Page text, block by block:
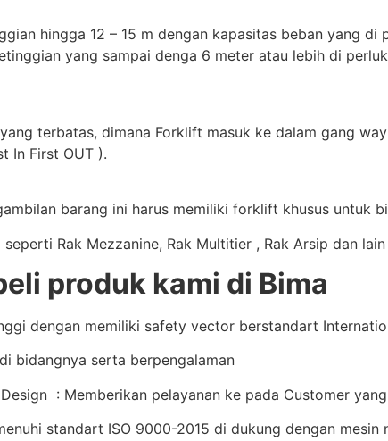
hingga 12 – 15 m dengan kapasitas beban yang
yang sampai denga 6 meter atau lebih di
terbatas, dimana Forklift masuk ke dalam gang
In First OUT ).
barang ini harus memiliki forklift khusus untuk
Rak Mezzanine, Rak Multitier , Rak Arsip dan
produk kami di Bima
dengan memiliki safety vector berstandart
bidangnya serta berpengalaman
: Memberikan pelayanan ke pada Customer
standart ISO 9000-2015 di dukung dengan